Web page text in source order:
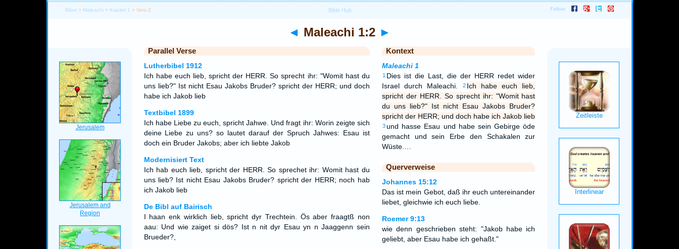
Bibel > Maleachi > Kapitel 1 > Vers 2
◄ Maleachi 1:2 ►
Parallel Verse
Lutherbibel 1912
Ich habe euch lieb, spricht der HERR. So sprecht ihr: "Womit hast du
uns lieb?" Ist nicht Esau Jakobs Bruder? spricht der HERR; und doch
habe ich Jakob lieb
Textbibel 1899
Ich habe Liebe zu euch, spricht Jahwe. Und fragt ihr: Worin zeigte sich
deine Liebe zu uns? so lautet darauf der Spruch Jahwes: Esau ist
doch ein Bruder Jakobs; aber ich liebte Jakob
Modernisiert Text
Ich hab euch lieb, spricht der HERR. So sprechet ihr: Womit hast du
uns lieb? Ist nicht Esau Jakobs Bruder? spricht der HERR; noch hab
ich Jakob lieb
De Bibl auf Bairisch
I haan enk wirklich lieb, spricht dyr Trechtein. Ös aber fraagtß non
aau: Und wie zaiget si dös? Ist n nit dyr Esau yn n Jaaggenn sein
Brueder?,
Kontext
Maleachi 1
1 Dies ist die Last, die der HERR redet wider
Israel durch Maleachi.
2 Ich habe euch lieb,
spricht der HERR. So sprecht ihr: "Womit hast
du uns lieb?" Ist nicht Esau Jakobs Bruder?
spricht der HERR; und doch habe ich Jakob lieb
3und hasse Esau und habe sein Gebirge öde
gemacht und sein Erbe den Schakalen zur
Wüste.…
Querverweise
Johannes 15:12
Das ist mein Gebot, daß ihr euch untereinander
liebet, gleichwie ich euch liebe.
Roemer 9:13
wie denn geschrieben steht: "Jakob habe ich
geliebt, aber Esau habe ich gehaßt."